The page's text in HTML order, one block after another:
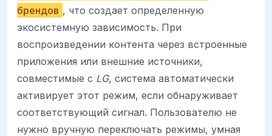
брендов , что создает определенную
экосистемную зависимость. При
воспроизведении контента через встроенные
приложения или внешние источники,
совместимые с LG, система автоматически
активирует этот режим, если обнаруживает
соответствующий сигнал. Пользователю не
нужно вручную переключать режимы, умная